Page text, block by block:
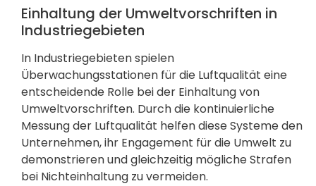
Einhaltung der Umweltvorschriften in
Industriegebieten
In Industriegebieten spielen
Überwachungsstationen für die Luftqualität eine
entscheidende Rolle bei der Einhaltung von
Umweltvorschriften. Durch die kontinuierliche
Messung der Luftqualität helfen diese Systeme den
Unternehmen, ihr Engagement für die Umwelt zu
demonstrieren und gleichzeitig mögliche Strafen
bei Nichteinhaltung zu vermeiden.